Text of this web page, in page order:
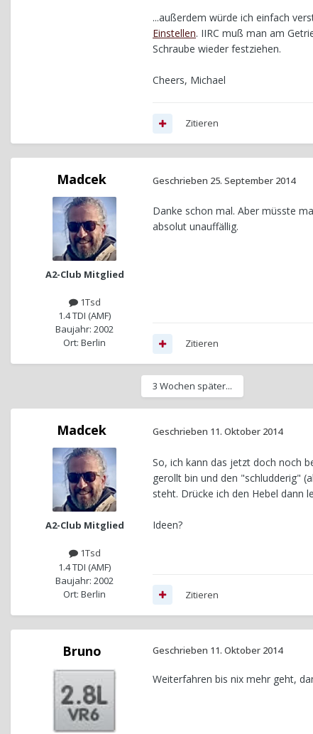
...außerdem würde ich einfach
Einstellen. IIRC muß man am
Schraube wieder festziehen.
Cheers, Michael
Zitieren
Madcek
A2-Club Mitglied
1Tsd
1.4 TDI (AMF)
Baujahr: 2002
Ort: Berlin
Geschrieben 25. September 2014
Danke schon mal. Aber müsste
absolut unauffällig.
Zitieren
3 Wochen später...
Madcek
A2-Club Mitglied
1Tsd
1.4 TDI (AMF)
Baujahr: 2002
Ort: Berlin
Geschrieben 11. Oktober 2014
So, ich kann das jetzt doch noch
gerollt bin und den "schludderig"
steht. Drücke ich den Hebel dann
Ideen?
Zitieren
Bruno Geschrieben 11. Oktober 2014
Weiterfahren bis nix mehr geht,